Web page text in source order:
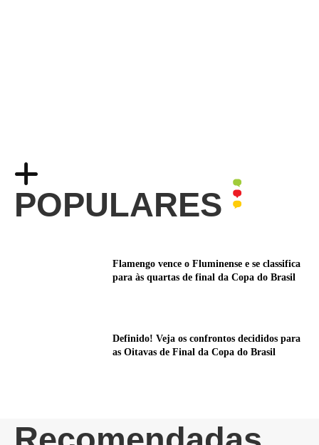
POPULARES
Flamengo vence o Fluminense e se classifica
para às quartas de final da Copa do Brasil
Definido! Veja os confrontos decididos para
as Oitavas de Final da Copa do Brasil